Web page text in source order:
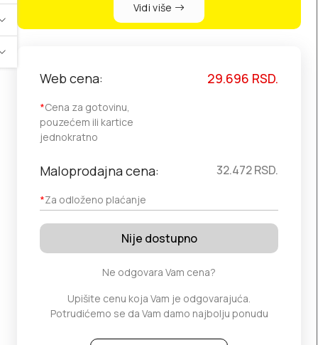
Vidi više
Web cena:
*Cena za gotovinu,
pouzećem ili kartice
jednokratno
29.696 RSD.
Maloprodajna cena:
*Za odloženo plaćanje
32.472RSD.
Nije dostupno
Ne odgovara Vam cena?
Upišite cenu koja Vam je odgovarajuća.
Potrudićemo se da Vam damo najbolju ponudu